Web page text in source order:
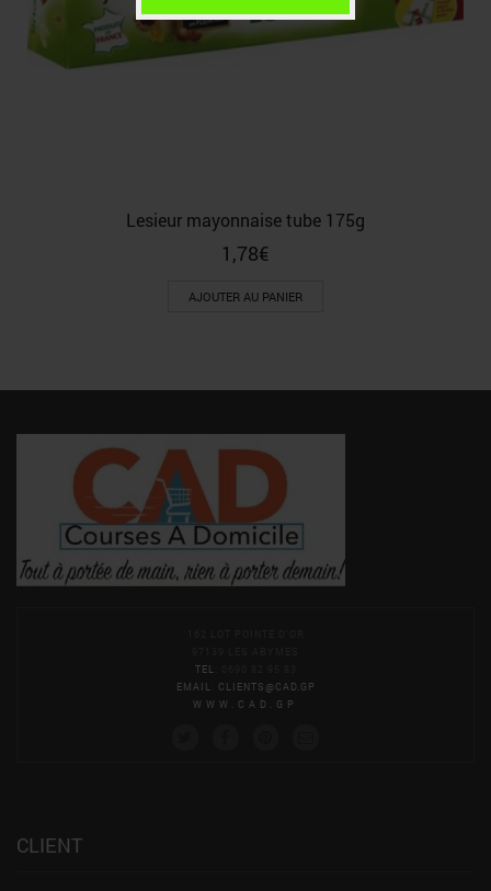
Lesieur mayonnaise tube 175g
1,78€
AJOUTER AU PANIER
TEL
EMAIL
CLIENTS@CAD.GP
WWW.CAD.GP
CLIENT